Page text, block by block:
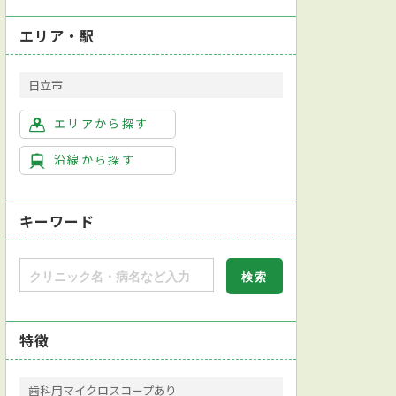
エリア・駅
日立市
エリアから探す
沿線から探す
キーワード
特徴
歯科用マイクロスコープあり